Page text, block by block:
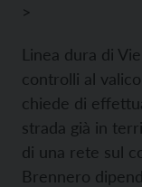
>
Linea dura di
controlli al
chiede di
strada già in
di una rete sul
Brennero